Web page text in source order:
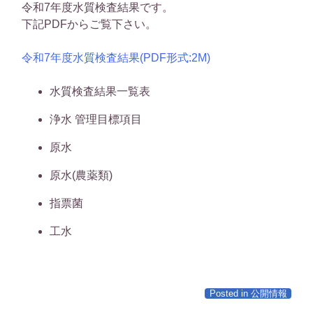
令和7年度水質検査結果です。
下記PDFからご覧下さい。
令和7年度水質検査結果(PDF形式:2M)
水質検査結果一覧表
浄水 管理目標項目
原水
原水(農薬類)
指票菌
工水
Posted in 公開情報